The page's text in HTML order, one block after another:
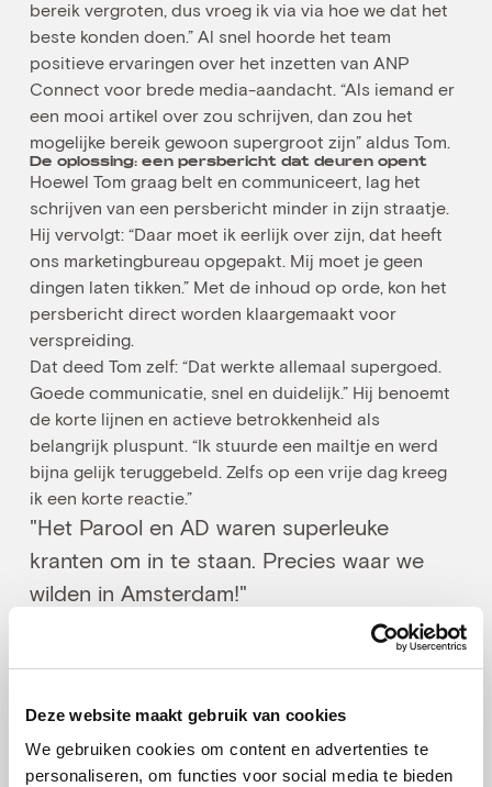
Deze website maakt gebruik van cookies
We gebruiken cookies om content en advertenties te
personaliseren, om functies voor social media te bieden
bereik vergroten, dus vroeg ik via via hoe we dat het
beste konden doen.” Al snel hoorde het team
positieve ervaringen over het inzetten van ANP
Connect voor brede media-aandacht. “Als iemand er
een mooi artikel over zou schrijven, dan zou het
mogelijke bereik gewoon supergroot zijn” aldus Tom.
De oplossing: een persbericht dat deuren opent
Hoewel Tom graag belt en communiceert, lag het
schrijven van een persbericht minder in zijn straatje.
Hij vervolgt: “Daar moet ik eerlijk over zijn, dat heeft
ons marketingbureau opgepakt. Mij moet je geen
dingen laten tikken.” Met de inhoud op orde, kon het
persbericht direct worden klaargemaakt voor
verspreiding.
Dat deed Tom zelf: “Dat werkte allemaal supergoed.
Goede communicatie, snel en duidelijk.” Hij benoemt
de korte lijnen en actieve betrokkenheid als
belangrijk pluspunt. “Ik stuurde een mailtje en werd
bijna gelijk teruggebeld. Zelfs op een vrije dag kreeg
ik een korte reactie.”
"Het Parool en AD waren superleuke
kranten om in te staan. Precies waar we
wilden in Amsterdam!"
Ook dacht het ANP-team mee over het ideale
een mooi overzicht zien van hoe vaak het bericht al
geopend was. Dat was fijn om te zien, dat het écht
werkte.”